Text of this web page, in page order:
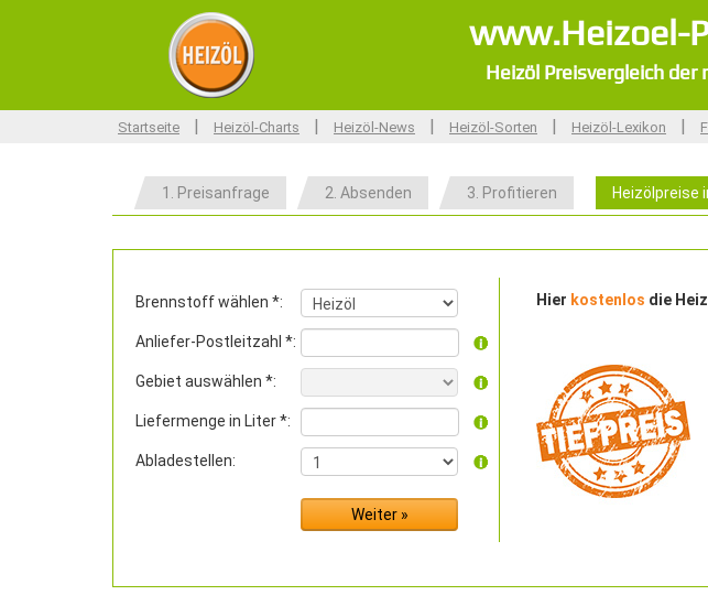
www.Heizoel-
Heizöl Preisvergleich
Startseite | Heizöl-Charts | Heizöl-News | Heizöl-Sorten | Heizöl-Lexikon |
1. Preisanfrage 2. Absenden 3. Profitieren Heizölpreise
Brennstoff wählen *:
Anliefer-Postleitzahl *:
Gebiet auswählen *:
Liefermenge in Liter *:
Abladestellen:
Hier kostenlos die